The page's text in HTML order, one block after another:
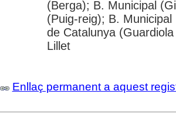
(Berga); B. Municipal
(Puig-reig); B.
de Catalunya
Lillet
Enllaç permanent a aquest